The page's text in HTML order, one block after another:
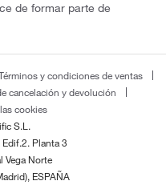
de formar parte de
y condiciones de ventas
cancelación y devolución
cookies
S.L.
Planta 3
Vega Norte
ESPAÑA